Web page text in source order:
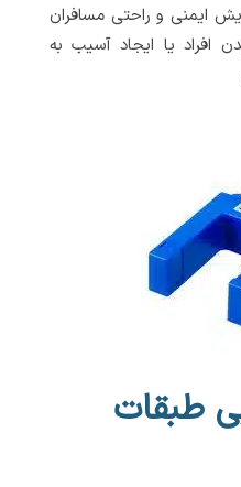
ایمنی و راحتی مسافران
یا ایجاد آسیب به
طبقات